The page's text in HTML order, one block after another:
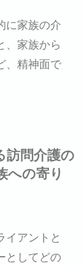
に家族の介
、家族から
、精神面で
訪問介護の
への寄り
イアントと
としてどの